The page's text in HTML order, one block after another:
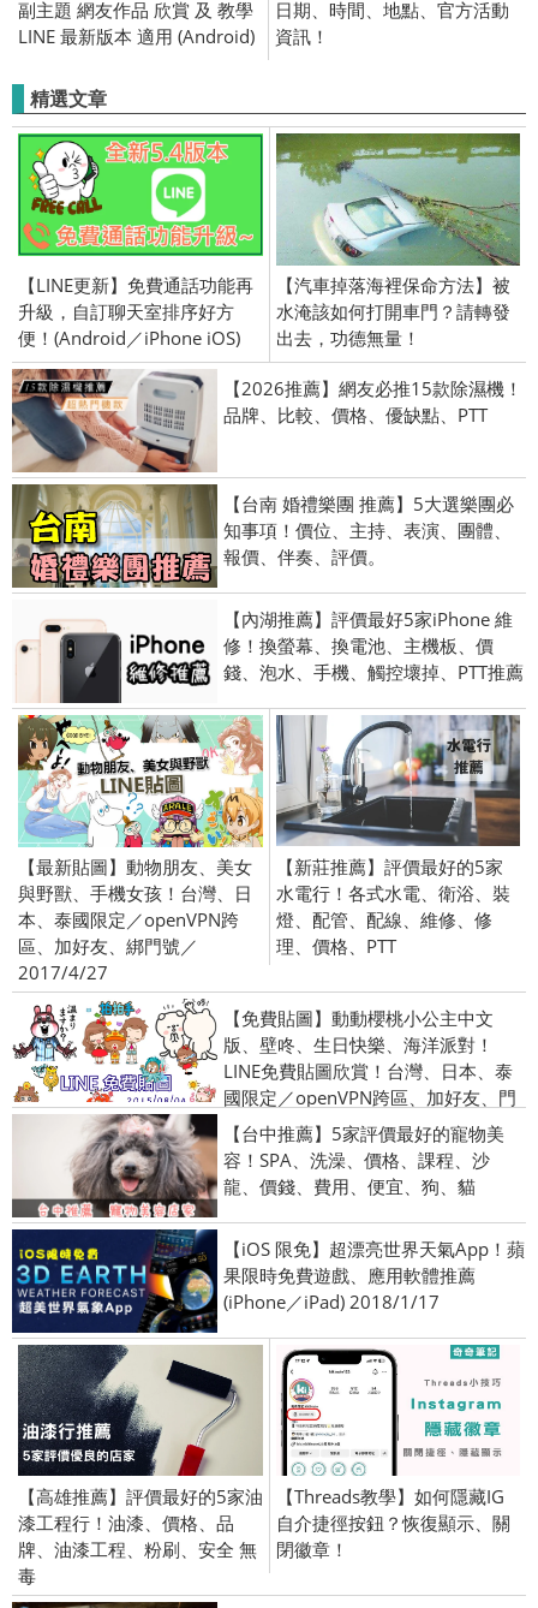
副主題 網友作品 欣賞 及 教學
LINE 最新版本 適用 (Android)
日期、時間、地點、官方活動
資訊！
精選文章
【LINE更新】免費通話功能再
升級，自訂聊天室排序好方
便！(Android／iPhone iOS)
【汽車掉落海裡保命方法】被
水淹該如何打開車門？請轉發
出去，功德無量！
【2026推薦】網友必推15款除濕機！
品牌、比較、價格、優缺點、PTT
【台南 婚禮樂團 推薦】5大選樂團必
知事項！價位、主持、表演、團體、
報價、伴奏、評價。
【內湖推薦】評價最好5家iPhone 維
修！換螢幕、換電池、主機板、價
錢、泡水、手機、觸控壞掉、PTT推薦
【最新貼圖】動物朋友、美女
與野獸、手機女孩！台灣、日
本、泰國限定／openVPN跨
區、加好友、綁門號／
2017/4/27
【新莊推薦】評價最好的5家
水電行！各式水電、衛浴、裝
燈、配管、配線、維修、修
理、價格、PTT
【免費貼圖】動動櫻桃小公主中文
版、壁咚、生日快樂、海洋派對！
LINE免費貼圖欣賞！台灣、日本、泰
國限定／openVPN跨區、加好友、門
號圖／2015/8/04
【台中推薦】5家評價最好的寵物美
容！SPA、洗澡、價格、課程、沙
龍、價錢、費用、便宜、狗、貓
【iOS 限免】超漂亮世界天氣App！蘋
果限時免費遊戲、應用軟體推薦
(iPhone／iPad) 2018/1/17
【高雄推薦】評價最好的5家油
漆工程行！油漆、價格、品
牌、油漆工程、粉刷、安全 無
毒
【Threads教學】如何隱藏IG
自介捷徑按鈕？恢復顯示、關
閉徽章！